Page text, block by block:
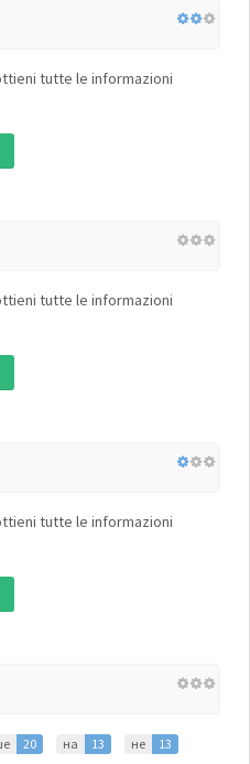
tutte le informazioni
tutte le informazioni
tutte le informazioni
20 на 13 не 13